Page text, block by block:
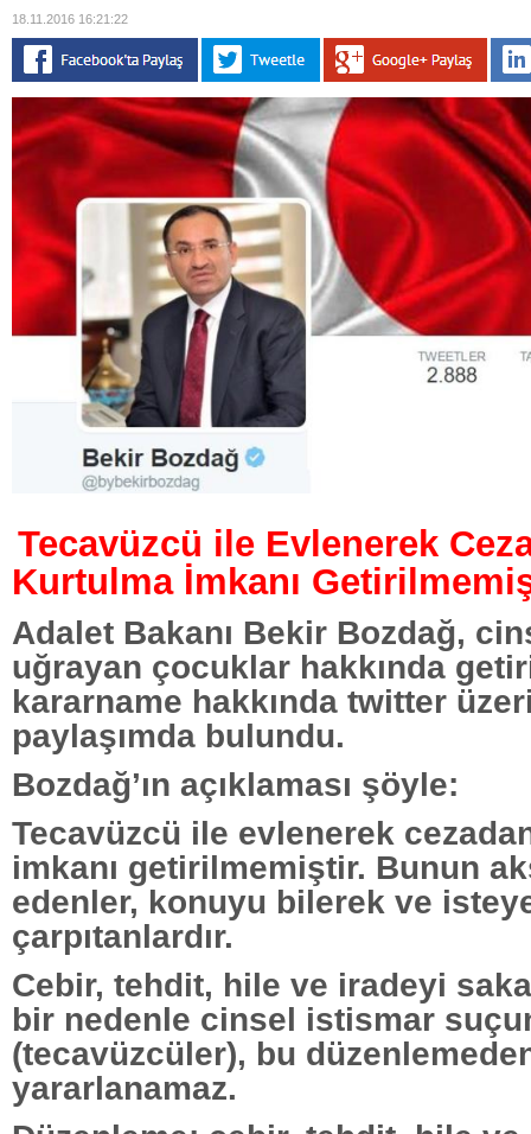
18.11.2016 16:21:22
Tecavüzcü ile Evlenerek
Kurtulma İmkanı
Adalet Bakanı Bekir Bozdağ,
uğrayan çocuklar hakkında
kararname hakkında twitter
paylaşımda bulundu.
Bozdağ’ın açıklaması şöyle:
Tecavüzcü ile evlenerek
imkanı getirilmemiştir. Bunun
edenler, konuyu bilerek ve
çarpıtanlardır.
Cebir, tehdit, hile ve iradeyi
bir nedenle cinsel istismar
(tecavüzcüler), bu
yararlanamaz.